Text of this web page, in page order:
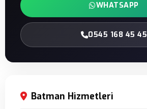
WHATSAPP
0545 168 45 45
Batman Hizmetleri